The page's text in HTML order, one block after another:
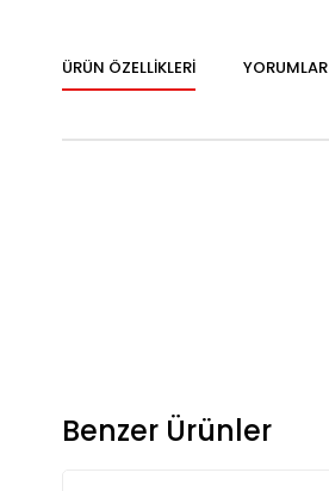
ÜRÜN ÖZELLIKLERI YORUMLAR
Benzer Ürünler